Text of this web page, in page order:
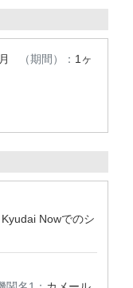
（期間）： 1ヶ
Kyudai Nowでのシ